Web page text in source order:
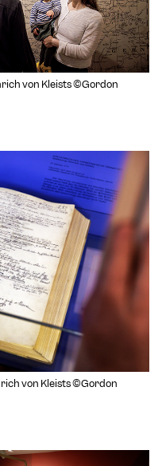
von Kleists ©Gordon
von Kleists ©Gordon